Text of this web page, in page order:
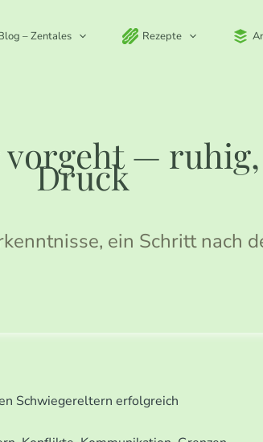
– Zentales Rezepte
vorgeht —
Druck
ein Schritt nach
Schwiegereltern erfolgreich